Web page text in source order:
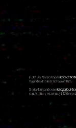
¡Hola! Soy Marià y hagovideos de
viajando allí donde sea la aventura.
Si estás buscando un videógrafo de
contáctame y estaré muy feliz de